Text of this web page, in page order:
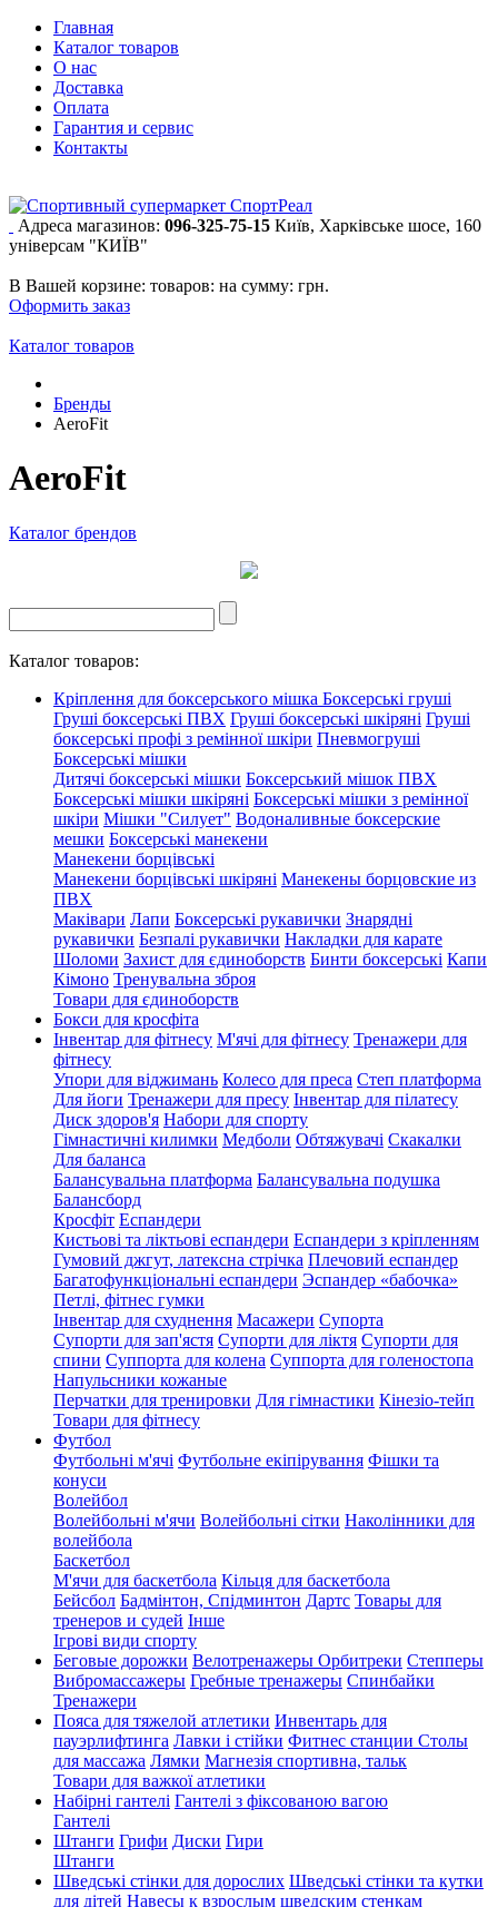
Главная
Каталог товаров
О нас
Доставка
Оплата
Гарантия и сервис
Контакты
Адреса магазинов: 096-325-75-15 Київ, Харківське шосе, 160
універсам "КИЇВ"
В Вашей корзине: товаров: на сумму: грн.
Оформить заказ
Каталог товаров
Бренды
AeroFit
AeroFit
Каталог брендов
Каталог товаров:
Кріплення для боксерського мішка Боксерські груші
Груші боксерські ПВХ Груші боксерські шкіряні Груші
боксерські профі з ремінної шкіри Пневмогруші
Боксерські мішки
Дитячі боксерські мішки Боксерський мішок ПВХ
Боксерські мішки шкіряні Боксерські мішки з ремінної
шкіри Мішки "Силует" Водоналивные боксерские
мешки Боксерські манекени
Манекени борцівські
Манекени борцівські шкіряні Манекены борцовские из
ПВХ
Маківари Лапи Боксерські рукавички Знарядні
рукавички Безпалі рукавички Накладки для карате
Шоломи Захист для єдиноборств Бинти боксерські Капи
Кімоно Тренувальна зброя
Товари для єдиноборств
Бокси для кросфіта
Інвентар для фітнесу М'ячі для фітнесу Тренажери для
фітнесу
Упори для віджимань Колесо для преса Степ платформа
Для йоги Тренажери для пресу Інвентар для пілатесу
Диск здоров'я Набори для спорту
Гімнастичні килимки Медболи Обтяжувачі Скакалки
Для баланса
Балансувальна платформа Балансувальна подушка
Балансборд
Кросфіт Еспандери
Кистьові та ліктьові еспандери Еспандери з кріпленням
Гумовий джгут, латексна стрічка Плечовий еспандер
Багатофункціональні еспандери Эспандер «бабочка»
Петлі, фітнес гумки
Інвентар для схуднення Масажери Супорта
Супорти для зап'ястя Супорти для ліктя Супорти для
спини Суппорта для колена Суппорта для голеностопа
Напульсники кожаные
Перчатки для тренировки Для гімнастики Кінезіо-тейп
Товари для фітнесу
Футбол
Футбольні м'ячі Футбольне екіпірування Фішки та
конуси
Волейбол
Волейбольні м'ячи Волейбольні сітки Наколінники для
волейбола
Баскетбол
М'ячи для баскетбола Кільця для баскетбола
Бейсбол Бадмінтон, Спідминтон Дартс Товары для
тренеров и судей Інше
Ігрові види спорту
Беговые дорожки Велотренажеры Орбитреки Степперы
Вибромассажеры Гребные тренажеры Спинбайки
Тренажери
Пояса для тяжелой атлетики Инвентарь для
пауэрлифтинга Лавки і стійки Фитнес станции Столы
для массажа Лямки Магнезія спортивна, тальк
Товари для важкої атлетики
Набірні гантелі Гантелі з фіксованою вагою
Гантелі
Штанги Грифи Диски Гири
Штанги
Шведські стінки для дорослих Шведські стінки та кутки
для дітей Навесы к взрослым шведским стенкам